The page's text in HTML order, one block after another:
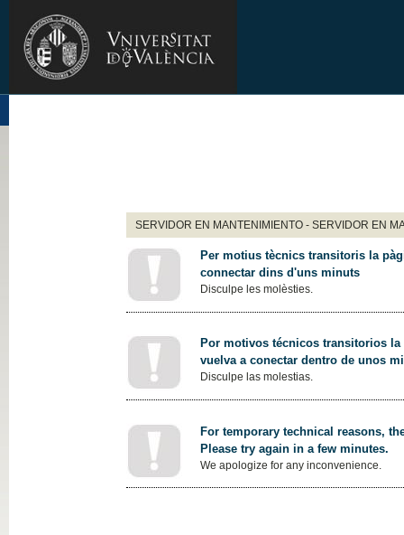
SERVIDOR EN MANTENIMIENTO - SERVIDOR EN
Per motius tècnics transitoris la
connectar dins d'uns minuts
Disculpe les molèsties.
Por motivos técnicos transitorios
vuelva a conectar dentro de unos
Disculpe las molestias.
For temporary technical reasons,
Please try again in a few minutes.
We apologize for any inconvenience.